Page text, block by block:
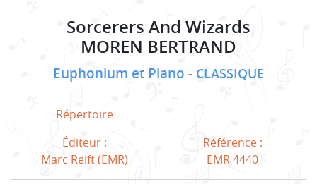
Sorcerers And Wizards
MOREN BERTRAND
Euphonium et Piano CLASSIQUE
Répertoire
Éditeur :
Marc Reift (EMR)
Référence :
EMR 4440